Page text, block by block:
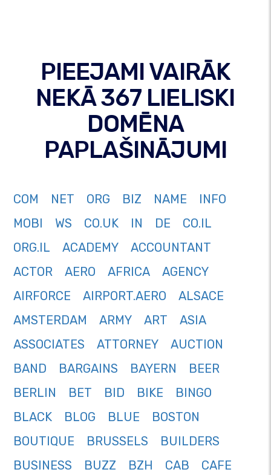
PIEEJAMI VAIRĀK
NEKĀ 367 LIELISKI
DOMĒNA
PAPLAŠINĀJUMI
COM NET ORG BIZ NAME
INFO
MOBI
WS CO.UK IN DE
CO.IL
ORG.IL
ACADEMY
ACCOUNTANT
ACTOR
AERO AFRICA
AGENCY
AIRFORCE
AIRPORT.AERO
ALSACE
AMSTERDAM
ARMY ART
ASIA
ASSOCIATES
ATTORNEY
AUCTION
BAND
BARGAINS BAYERN
BEER
BERLIN
BET BID BIKE
BINGO
BLACK
BLOG BLUE
BOSTON
BOUTIQUE
BRUSSELS
BUILDERS
BUSINESS
BUZZ BZH CAB
CAFE